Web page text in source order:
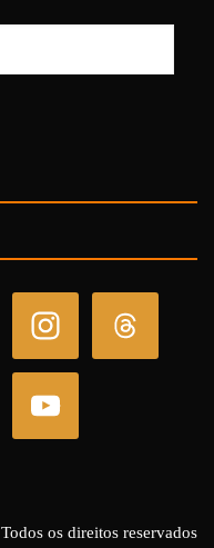
Todos os direitos reservados